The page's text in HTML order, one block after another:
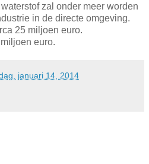
zal onder meer worden
in de directe omgeving.
25 miljoen euro.
euro.
januari 14, 2014